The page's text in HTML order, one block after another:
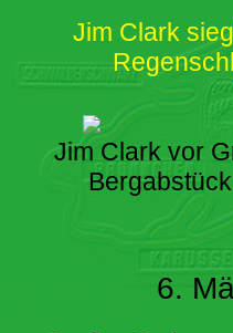
Jim Clark
Jim Clark vor
6.